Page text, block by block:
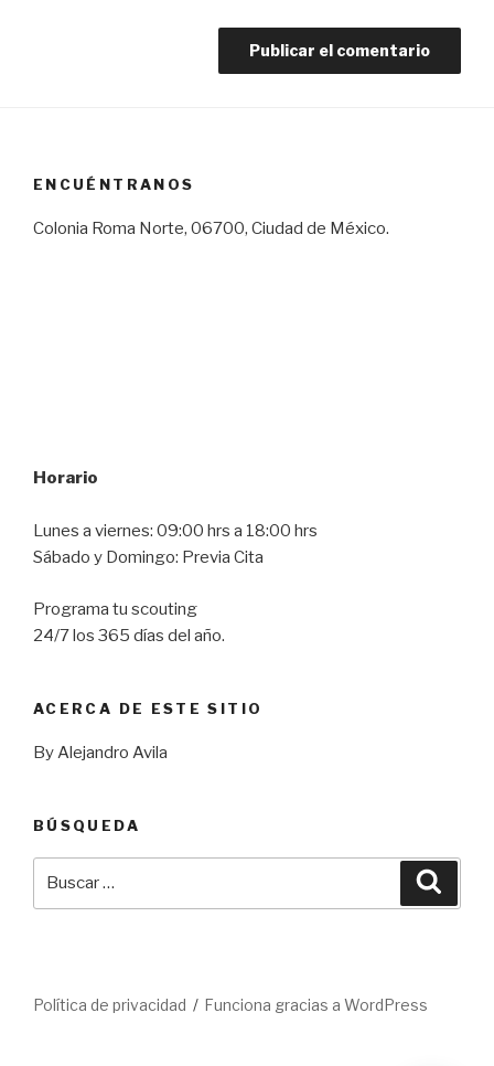
ENCUÉNTRANOS
Colonia Roma Norte, 06700, Ciudad de México.
Horario
Lunes a viernes: 09:00 hrs a 18:00 hrs
Sábado y Domingo: Previa Cita
Programa tu scouting
24/7 los 365 días del año.
ACERCA DE ESTE SITIO
By Alejandro Avila
BÚSQUEDA
Política de privacidad Funciona gracias a WordPress